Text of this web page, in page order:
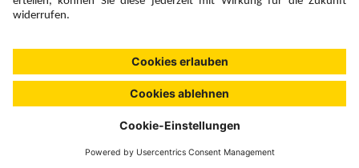
Fairness und
Unsere Inhalte: Standards und
Meldung
Copyright © 2026 DERTOUR Austria GmbH
Suchen & Filtern